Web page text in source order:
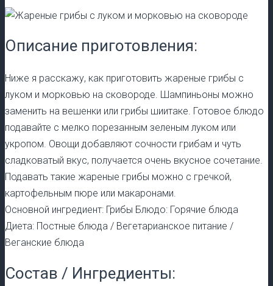
Описание приготовления:
Ниже я расскажу, как приготовить жареные грибы с
луком и морковью на сковороде. Шампиньоны можно
заменить на вешенки или грибы шиитаке. Готовое блюдо
подавайте с мелко порезанным зеленым луком или
укропом. Овощи добавляют сочности грибам и чуть
сладковатый вкус, получается очень вкусное сочетание.
Подавать такие жареные грибы можно с гречкой,
картофельным пюре или макаронами.
Основной ингредиент: Грибы Блюдо: Горячие блюда
Диета: Постные блюда / Вегетарианское питание /
Веганские блюда
Состав / Ингредиенты: